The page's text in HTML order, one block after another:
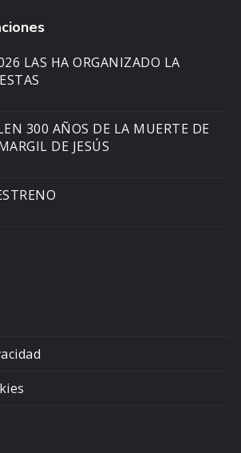
LAS HA ORGANIZADO LA
300 AÑOS DE LA MUERTE DE
DE JESÚS